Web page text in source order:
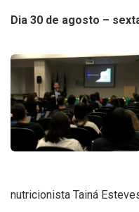
Dia 30 de agosto –
nutricionista Tainá